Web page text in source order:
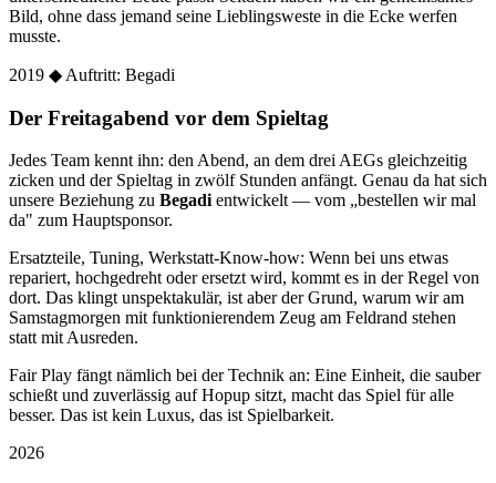
Bild, ohne dass jemand seine Lieblingsweste in die Ecke werfen
musste.
2019 ◆ Auftritt: Begadi
Der Freitagabend vor dem Spieltag
Jedes Team kennt ihn: den Abend, an dem drei AEGs gleichzeitig
zicken und der Spieltag in zwölf Stunden anfängt. Genau da hat sich
unsere Beziehung zu Begadientwickelt — vom „bestellen wir mal
da" zum Hauptsponsor.
Ersatzteile, Tuning, Werkstatt-Know-how: Wenn bei uns etwas
repariert, hochgedreht oder ersetzt wird, kommt es in der Regel von
dort. Das klingt unspektakulär, ist aber der Grund, warum wir am
Samstagmorgen mit funktionierendem Zeug am Feldrand stehen
statt mit Ausreden.
Fair Play fängt nämlich bei der Technik an: Eine Einheit, die sauber
schießt und zuverlässig auf Hopup sitzt, macht das Spiel für alle
besser. Das ist kein Luxus, das ist Spielbarkeit.
2026